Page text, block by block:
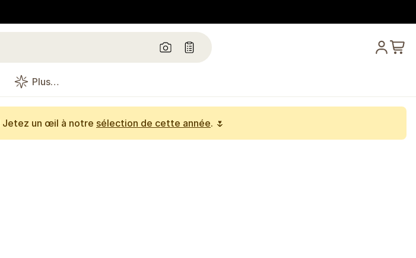
Plus…
Jetez un œil à notre sélection de cette année. 🌷